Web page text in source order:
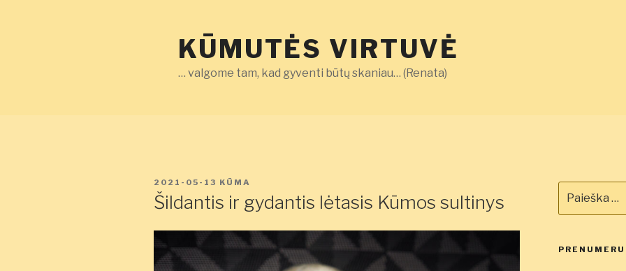
KŪMUTĖS VIRTUVĖ
… valgome tam, kad gyventi būtų skaniau… (Renata)
PASKELBTA
2021-05-13 KŪMA
Šildantis ir gydantis lėtasis Kūmos sultinys